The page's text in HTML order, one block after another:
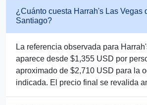
¿Cuánto cuesta Harrah's Las Vegas
Santiago?
La referencia observada para
aparece desde $1,355 USD por
aproximado de $2,710 USD para la
indicada. El precio final se revalida